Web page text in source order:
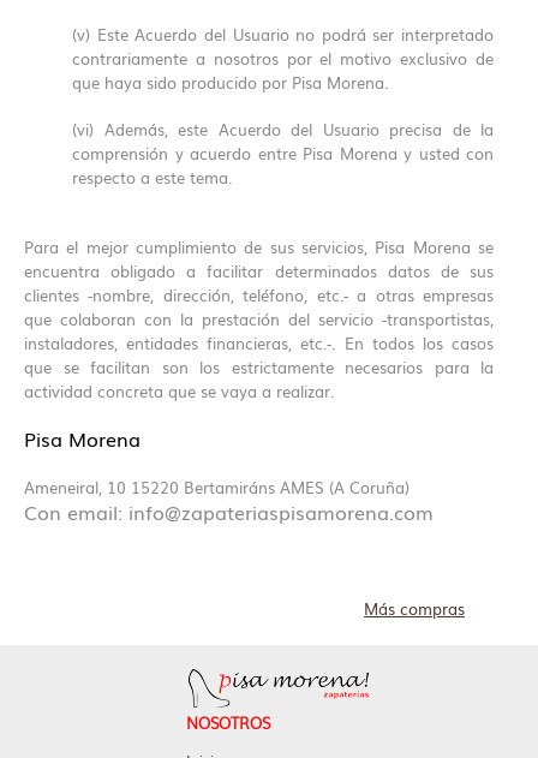
(v) Este Acuerdo del Usuario no podrá ser interpretado
contrariamente a nosotros por el motivo exclusivo de
que haya sido producido por Pisa Morena.
(vi) Además, este Acuerdo del Usuario precisa de la
comprensión y acuerdo entre Pisa Morena y usted con
respecto a este tema.
Para el mejor cumplimiento de sus servicios, Pisa Morena se
encuentra obligado a facilitar determinados datos de sus
clientes -nombre, dirección, teléfono, etc.- a otras empresas
que colaboran con la prestación del servicio -transportistas,
instaladores, entidades financieras, etc.-. En todos los casos
que se facilitan son los estrictamente necesarios para la
actividad concreta que se vaya a realizar.
Pisa Morena
Ameneiral, 10 15220 Bertamiráns AMES (A Coruña)
Con email: info@zapateriaspisamorena.com
Más compras
NOSOTROS